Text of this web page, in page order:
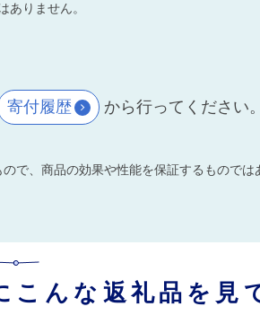
ありません。
寄付履歴 から行ってください。
で、商品の効果や性能を保証するものでは
んな返礼品を見